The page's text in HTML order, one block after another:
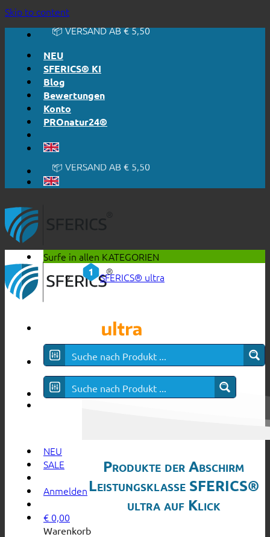
Skip to content🔆 EHRLICH. TRANSPARENT.
📦 VERSAND AB € 5,50
NEU
SFERICS® KI
Blog
Bewertungen
Konto
PROnatur24®
🔆 EINFACH. FUNKTIONIERT.
🔆 EHRLICH. TRANSPARENT.
📦 VERSAND AB € 5,50
🔖 KAUF AUF RECHNUNG
NEU
SALE
Anmelden
€ 0,00
Warenkorb
Surfe in allen KATEGORIEN
SFERICS® ultra
Produkte der Abschirm
Leistungsklasse SFERICS®
ultra auf Klick